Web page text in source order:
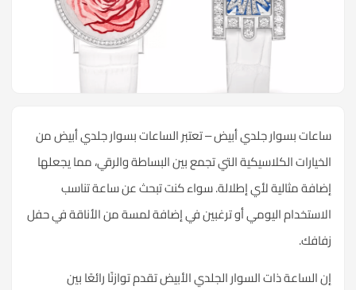
ساعات بسوار جلدي أبيض – تعتبر الساعات بسوار جلدي أبيض من
الخيارات الكلاسيكية التي تجمع بين البساطة والرقي، مما يجعلها
إضافة مثالية لأي إطلالة. سواء كنت تبحث عن ساعة تناسب
الاستخدام اليومي أو ترغبين في إضافة لمسة من الأناقة في حفل
زفافك.
إن الساعة ذات السوار الجلدي الأبيض تقدم توازنًا رائعًا بين